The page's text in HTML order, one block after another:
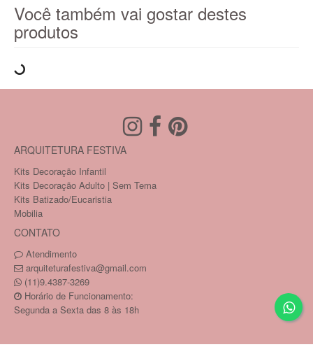
Você também vai gostar destes
produtos
ARQUITETURA FESTIVA
Kits Decoração Infantil
Kits Decoração Adulto | Sem Tema
Kits Batizado/Eucaristia
Mobilia
CONTATO
Atendimento
arquiteturafestiva@gmail.com
(11)9.4387-3269
Horário de Funcionamento:
Segunda a Sexta das 8 às 18h